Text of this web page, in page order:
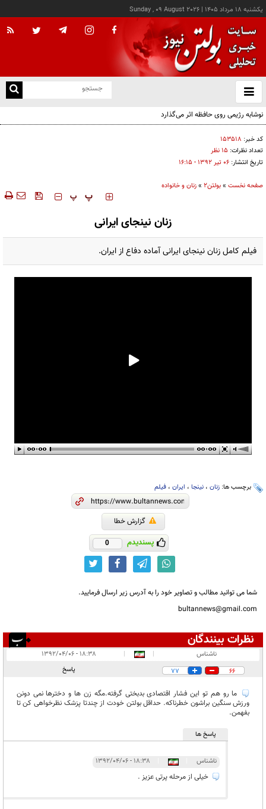
يکشنبه ۱۸ مرداد ۱۴۰۵ |
Sunday , 09 August 2026
باز
و
نوشابه رژیمی روی حافظه اثر می‌گذارد
کد خبر: ۱۵۳۵۱۸
تعداد نظرات: ۱۵ نظر
تاریخ انتشار: ۰۶ تير ۱۳۹۲ - ۱۶:۱۵
صفحه نخست »بولتن2 »زنان و خانواده
‍‍‍ پ پ
زنان نینجای ایرانی
فیلم کامل زنان نینجای ایرانی آماده دفاع از ایران.
برچسب ها: زنان ، نینجا ، ایران ، فیلم
گزارش خطا
پسندیدم 0
شما می توانید مطالب و تصاویر خود را به آدرس زیر ارسال فرمایید.
bultannews@gmail.com
نظرات بینندگان
در انتظار بررسی:۱
ناشناس |
|
۱۸:۳۸ - ۱۳۹۲/۰۴/۰۶
66
77 پاسخ
ما رو هم تو این فشار اقتصادی بدبختی گرفته.مگه زن ها و دخترها نمی دونن
ورزش سنگین براشون خطرناکه. حداقل بولتن خودت از چندتا پزشک نظرخواهی کن تا
بفهمن.
پاسخ ها
ناشناس ۱۸:۳۸ - ۱۳۹۲/۰۴/۰۶
خیلی از مرحله پرتی عزیز .